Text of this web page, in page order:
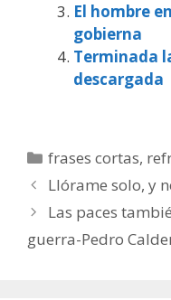
El hombre
gobierna
Terminada
descargada
Categorías
frases cortas,
Llórame solo, y
Las paces
guerra-Pedro